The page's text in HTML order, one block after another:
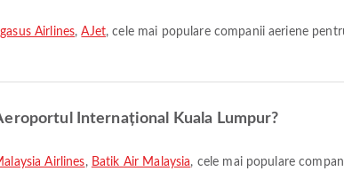
Airlines,AJet, cele mai populare companii aeriene
Internațional Kuala Lumpur?
Airlines, Batik Air Malaysia, cele mai populare